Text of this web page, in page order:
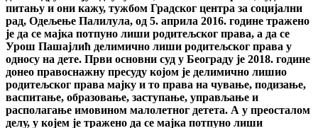
питању и они кажу, тужбом Градског центра за социјални
рад, Одељење Палилула, од 5. априла 2016. године тражено
је да се мајка потпуно лиши родитељског права, а да се
Урош Пашајлић делимично лиши родитељског права у
односу на дете. Први основни суд у Београду је 2018. године
донео правоснажну пресуду којом је делимично лишио
родитељског права мајку и то права на чување, подизање,
васпитање, образовање, заступање, управљање и
располагање имовином малолетног детета. А у преосталом
делу, у којем је тражено да се мајка потпуно лиши